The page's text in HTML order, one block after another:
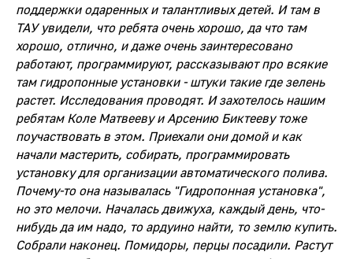
поддержки одаренных и талантливых детей. И там в
ТАУ увидели, что ребята очень хорошо, да что там
хорошо, отлично, и даже очень заинтересовано
работают, программируют, рассказывают про всякие
там гидропонные установки - штуки такие где зелень
растет. Исследования проводят. И захотелось нашим
ребятам Коле Матвееву и Арсению Биктееву тоже
поучаствовать в этом. Приехали они домой и как
начали мастерить, собирать, программировать
установку для организации автоматического полива.
Почему-то она называлась "Гидропонная установка",
но это мелочи. Началась движуха, каждый день, что-
нибудь да им надо, то ардуино найти, то землю купить.
Собрали наконец. Помидоры, перцы посадили. Растут